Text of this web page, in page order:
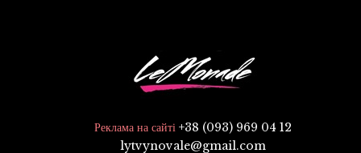
Реклама на сайті +38 (093) 969 04 12
lytvynovale@gmail.com